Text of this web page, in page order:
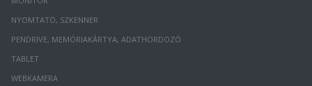
NYOMTATÓ, SZKENNER
PENDRIVE, MEMÓRIAKÁRTYA, ADATHORDOZÓ
TABLET
WEBKAMERA